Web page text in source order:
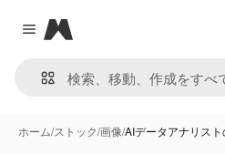
Close menu
Magnific
ホーム/ストック/画像/AIデータアナリス